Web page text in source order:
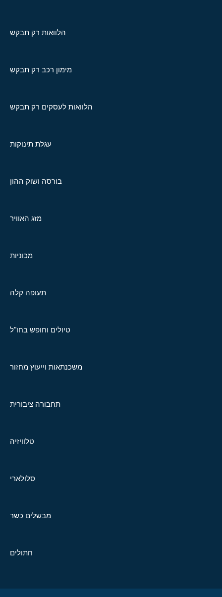
הלוואות רק תבקש
מימון רכב רק תבקש
הלוואות לעסקים רק תבקש
עגלת תינוקות
בורסה ושוק ההון
מזג האוויר
מכוניות
תעופה קלה
טיולים וחופש בחו"ל
משכנתאות וייעוץ מחזור
תחבורה ציבורית
טלוויזיה
סלולארי
מבשלים כשר
חתולים